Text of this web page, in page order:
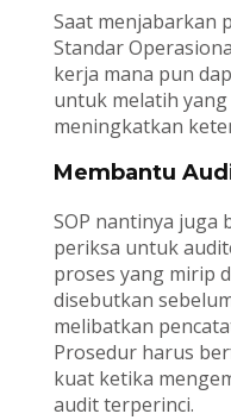
Saat menjabarkan
Standar
kerja mana pun
untuk melatih
meningkatkan
Membantu
SOP nantinya juga
periksa untuk
proses yang mirip
disebutkan
melibatkan
Prosedur harus
kuat ketika
audit terperinci.